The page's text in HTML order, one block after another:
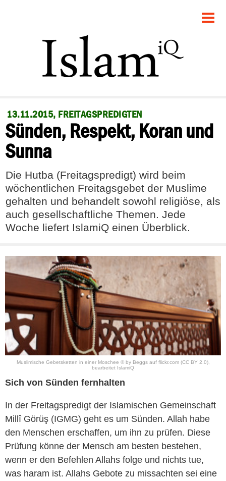
POLITIK
GESELLSCHAFT
RECHT
FEUILLETON
DEBATTE
13.11.2015, FREITAGSPREDIGTEN
Sünden, Respekt, Koran und
Sunna
Die Hutba (Freitagspredigt) wird beim
wöchentlichen Freitagsgebet der Muslime
gehalten und behandelt sowohl religiöse, als
auch gesellschaftliche Themen. Jede
Woche liefert IslamiQ einen Überblick.
Muslimische Gebetsketten in einer Moschee © by Beggsauf flickr.com (CC BY 2.0),
bearbeitet IslamiQ
Sich von Sünden fernhalten
In der Freitagspredigt der Islamischen Gemeinschaft
Millî Görüş (IGMG) geht es um Sünden. Allah habe
den Menschen erschaffen, um ihn zu prüfen. Diese
Prüfung könne der Mensch am besten bestehen,
wenn er den Befehlen Allahs folge und nichts tue,
was haram ist. Allahs Gebote zu missachten sei eine